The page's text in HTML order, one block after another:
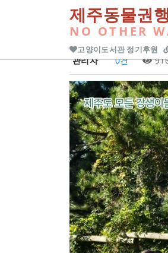
제주동물권
NO OTHER
고양이도서관 정기후원
Previous
<11월 13,
관리자 0건